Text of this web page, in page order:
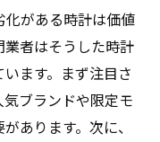
がある時計は価値
者はそうした時計
ます。まず注目さ
ブランドや限定モ
あります。次に、